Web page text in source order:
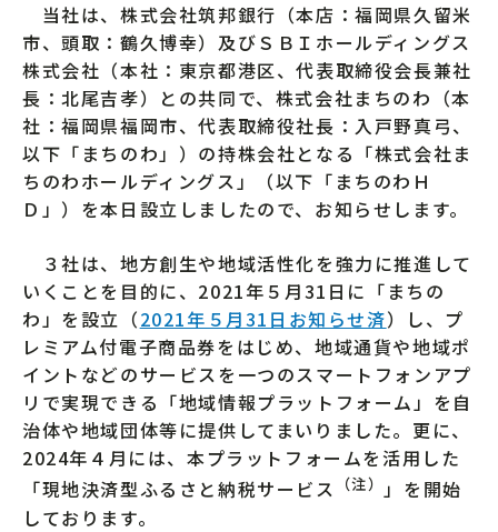
当社は、株式会社筑邦銀行（本店：福岡県久留米
市、頭取：鶴久博幸）及びＳＢＩホールディングス
株式会社（本社：東京都港区、代表取締役会長兼社
長：北尾吉孝）との共同で、株式会社まちのわ（本
社：福岡県福岡市、代表取締役社長：入戸野真弓、
以下「まちのわ」）の持株会社となる「株式会社ま
ちのわホールディングス」（以下「まちのわＨ
Ｄ」）を本日設立しましたので、お知らせします。
３社は、地方創生や地域活性化を強力に推進して
いくことを目的に、2021年５月31日に「まちの
わ」を設立（2021年５月31日お知らせ済）し、プ
レミアム付電子商品券をはじめ、地域通貨や地域ポ
イントなどのサービスを一つのスマートフォンアプ
リで実現できる「地域情報プラットフォーム」を自
治体や地域団体等に提供してまいりました。更に、
2024年４月には、本プラットフォームを活用した
「現地決済型ふるさと納税サービス
（注） 」を開始
しております。